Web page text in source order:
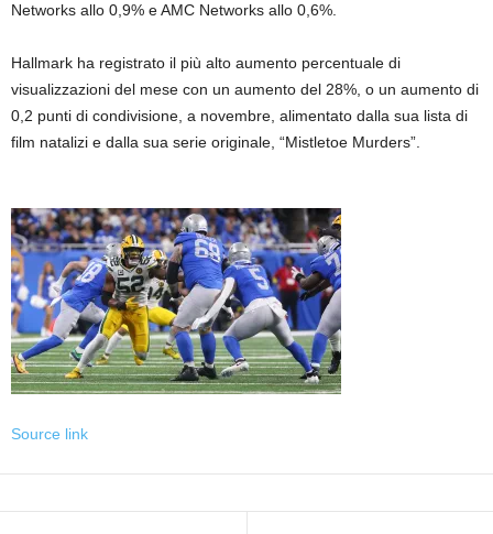
Networks allo 0,9% e AMC Networks allo 0,6%.
Hallmark ha registrato il più alto aumento percentuale di
visualizzazioni del mese con un aumento del 28%, o un aumento di
0,2 punti di condivisione, a novembre, alimentato dalla sua lista di
film natalizi e dalla sua serie originale, “Mistletoe Murders”.
Source link